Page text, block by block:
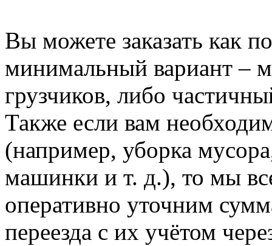
Вы можете заказать как
минимальный вариант –
грузчиков, либо
Также если вам
(например, уборка
машинки и т. д.), то мы
оперативно уточним
переезда с их учётом